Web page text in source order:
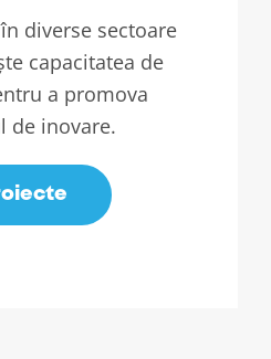
diverse sectoare
capacitatea de
a promova
de inovare.